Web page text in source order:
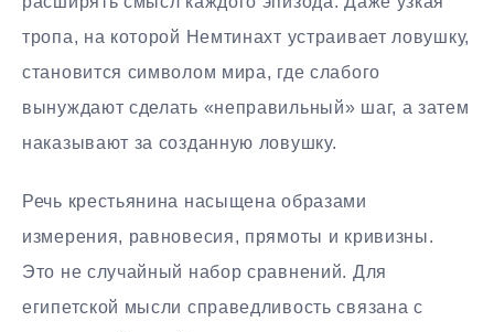
тропа, на которой Немтинахт устраивает ловушку,
становится символом мира, где слабого
вынуждают сделать «неправильный» шаг, а затем
наказывают за созданную ловушку.
Речь крестьянина насыщена образами
измерения, равновесия, прямоты и кривизны.
Это не случайный набор сравнений. Для
египетской мысли справедливость связана с